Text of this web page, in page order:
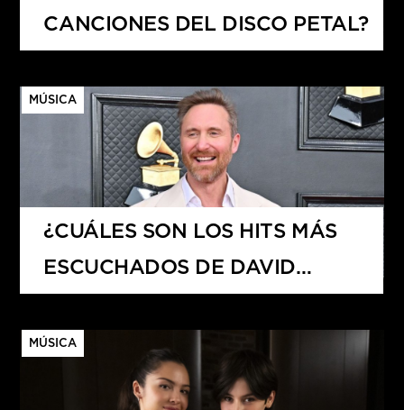
CANCIONES DEL DISCO PETAL?
MÚSICA
¿CUÁLES SON LOS HITS MÁS
ESCUCHADOS DE DAVID
MÚSICA